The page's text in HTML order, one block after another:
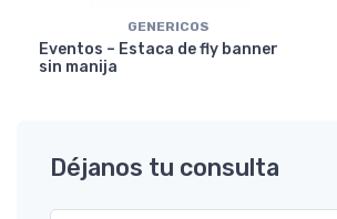
GENERICOS
Eventos – Estaca de fly banner
sin manija
Déjanos tu consulta